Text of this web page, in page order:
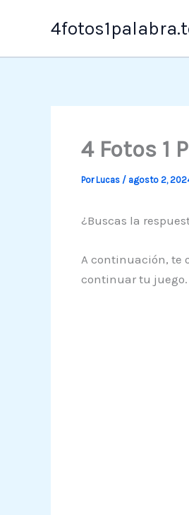
4 Fotos 1
PorLucas / agosto 2,
¿Buscas la
A continuación, te
continuar tu juego.